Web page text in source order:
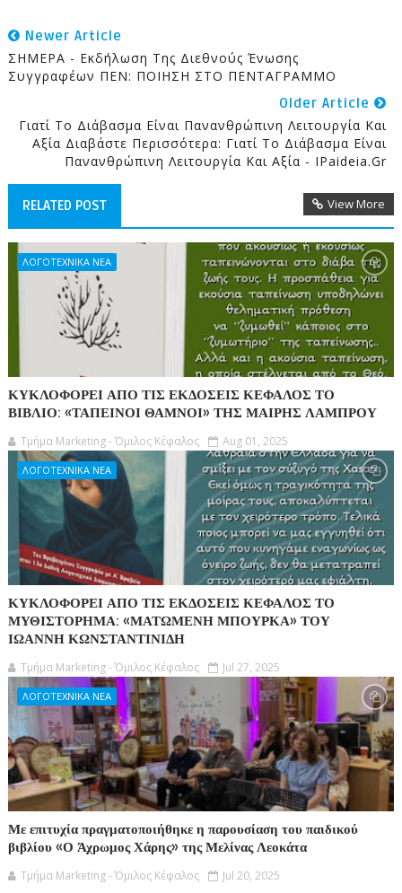
Newer Article
ΣΗΜΕΡΑ - Εκδήλωση Της Διεθνούς Ένωσης
Συγγραφέων ΠΕΝ: ΠΟΙΗΣΗ ΣΤΟ ΠΕΝΤΑΓΡΑΜΜΟ
Older Article
Γιατί Το Διάβασμα Είναι Πανανθρώπινη Λειτουργία Και
Αξία Διαβάστε Περισσότερα: Γιατί Το Διάβασμα Είναι
Πανανθρώπινη Λειτουργία Και Αξία - IPaideia.gr
RELATED POST View More
ΛΟΓΟΤΕΧΝΙΚΑ ΝΕΑ
ΚΥΚΛΟΦΟΡΕΙ ΑΠΟ ΤΙΣ ΕΚΔΟΣΕΙΣ ΚΕΦΑΛΟΣ ΤΟ
ΒΙΒΛΙΟ: «ΤΑΠΕΙΝΟΙ ΘΑΜΝΟΙ» ΤΗΣ ΜΑΙΡΗΣ ΛΑΜΠΡΟΥ
Τμήμα Marketing - Όμιλος Κέφαλος Aug 01, 2025
ΛΟΓΟΤΕΧΝΙΚΑ ΝΕΑ
ΚΥΚΛΟΦΟΡΕΙ ΑΠΟ ΤΙΣ ΕΚΔΟΣΕΙΣ ΚΕΦΑΛΟΣ ΤΟ
ΜΥΘΙΣΤΟΡΗΜΑ: «ΜΑΤΩΜΕΝΗ ΜΠΟΥΡΚΑ» ΤΟΥ
ΙΩΑΝΝΗ ΚΩΝΣΤΑΝΤΙΝΙΔΗ
Τμήμα Marketing - Όμιλος Κέφαλος Jul 27, 2025
ΛΟΓΟΤΕΧΝΙΚΑ ΝΕΑ
Με επιτυχία πραγματοποιήθηκε η παρουσίαση του παιδικού
βιβλίου «Ο Άχρωμος Χάρης» της Μελίνας Λεοκάτα
Τμήμα Marketing - Όμιλος Κέφαλος Jul 20, 2025